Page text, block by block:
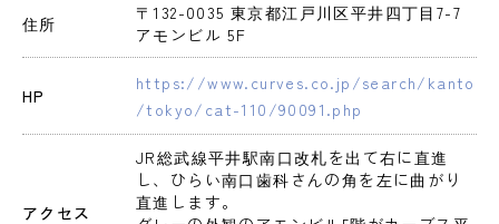
住所
〒132-0035 東京都江戸川区平井四丁目7-7
アモンビル 5F
HP
https://www.curves.co.jp/search/kanto
/tokyo/cat-110/90091.php
アクセス
JR総武線平井駅南口改札を出て右に直進
し、ひらい南口歯科さんの角を左に曲がり
直進します。